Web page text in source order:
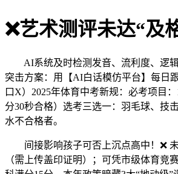
❌艺术测评未达“及
AI系统及时检测发音、流利度、逻辑
突击方案：用【AI白话模仿平台】每日
口X）2025年体育中考新规：‌必考项目‌
分30秒合格）‌选考三选一‌：羽毛球、技
水不合格者。
间接影响孩子可否上沉点高中！❌
（需上传盖印证明）；可凭市级体育竞